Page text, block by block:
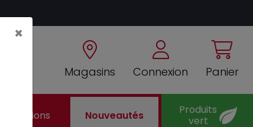
Magasins Connexion Panier
Promotions Nouveautés
Produits
vert
×